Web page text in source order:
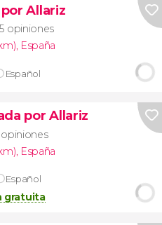
Allariz
opiniones
, España
Español
por Allariz
opiniones
España
Español
gratuita